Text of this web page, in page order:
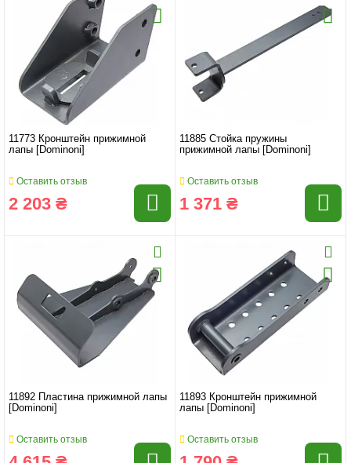
11773 Кронштейн прижимной
лапы [Dominoni]
Оставить отзыв
2 203 ₴
11885 Стойка пружины
прижимной лапы [Dominoni]
Оставить отзыв
1 371 ₴
11892 Пластина прижимной лапы
[Dominoni]
Оставить отзыв
11893 Кронштейн прижимной
лапы [Dominoni]
Оставить отзыв